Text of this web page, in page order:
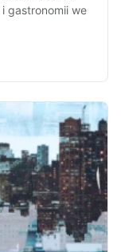
i gastronomii we